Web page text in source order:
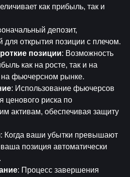
как прибыль, так и
депозит,
для открытия позиции с плечом.
позиции: Возможность
как на росте, так и на
на фьючерсном рынке.
: Использование фьючерсов
ценового риска по
активам, обеспечивая защиту
: Когда ваши убытки превышают
позиция автоматически
: Процесс завершения